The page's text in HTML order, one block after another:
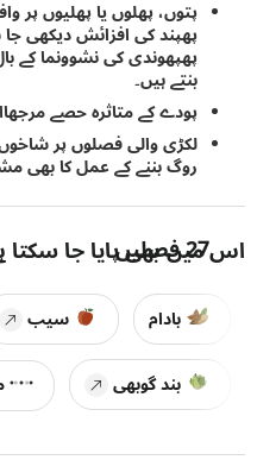
پتوں، پھلوں یا پھلیوں پر وافر
پھپند کی افزائش دیکھی جا
پھپھوندی کی نشوونما کے بال
بنتے ہیں۔
پودے کے متاثرہ حصے مرجھااور
لکڑی والی فصلوں پر شاخوں کا
روگ بننے کے عمل کا بھی مشاہدہ
بھی پایا جا سکتا ہے 27 فصلیں
بادام سیب
بند گوبھی مزید